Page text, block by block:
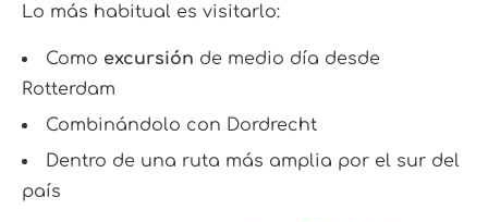
Lo más habitual es visitarlo:
Como excursión de medio día desde
Rotterdam
Combinándolo con Dordrecht
Dentro de una ruta más amplia por el sur del
país